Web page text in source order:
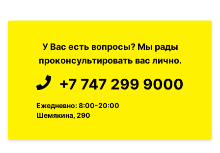
У Вас есть вопросы? Мы рады
проконсультировать вас лично.
+7 747 299 9000
Ежедневно: 8:00-20:00
Шемякина, 290